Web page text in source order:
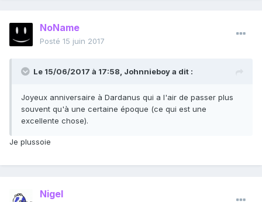
NoName
Posté 15 juin 2017
Le 15/06/2017 à 17:58, Johnnieboya dit :
Joyeux anniversaire à Dardanus qui a l'air de passer plus
souvent qu'à une certaine époque (ce qui est une
excellente chose).
Je plussoie
Nigel